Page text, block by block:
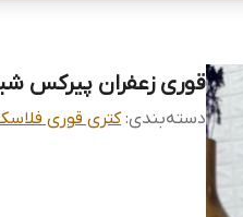
قوری زعفران پیرکس
دسته‌بندی:کتری قوری